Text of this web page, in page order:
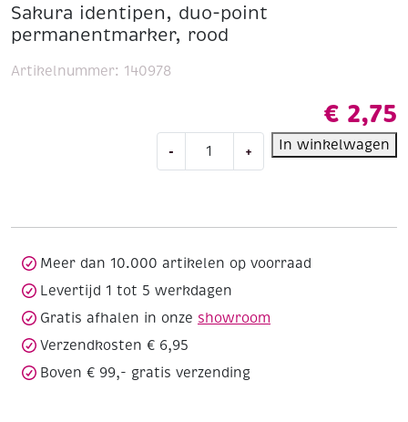
Sakura identipen, duo-point
permanentmarker, rood
€ 2,75
-
aantal
+ In winkelwagen
Artikelnummer: 140978
Meer dan 10.000 artikelen op voorraad
Levertijd 1 tot 5 werkdagen
Gratis afhalen in onze showroom
Verzendkosten € 6,95
Boven € 99,- gratis verzending